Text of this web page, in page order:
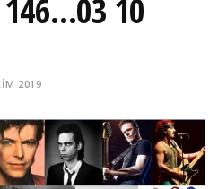
10
2019